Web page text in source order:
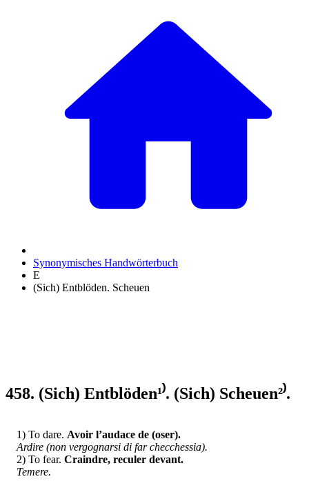
Synonymisches Handwörterbuch
E
(Sich) Entblöden. Scheuen
458. (Sich) Entblöden¹⁾. (Sich) Scheuen²⁾.
1) To dare. Avoir l’audace de (oser).
Ardire (non vergognarsi di far checchessia).
2) To fear. Craindre, reculer devant.
Temere.